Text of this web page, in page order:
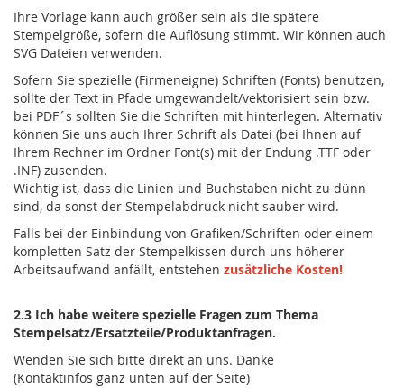
Ihre Vorlage kann auch größer sein als die spätere
Stempelgröße, sofern die Auflösung stimmt. Wir können auch
SVG Dateien verwenden.
Sofern Sie spezielle (Firmeneigne) Schriften (Fonts) benutzen,
sollte der Text in Pfade umgewandelt/vektorisiert sein bzw.
bei PDF´s sollten Sie die Schriften mit hinterlegen. Alternativ
können Sie uns auch Ihrer Schrift als Datei (bei Ihnen auf
Ihrem Rechner im Ordner Font(s) mit der Endung .TTF oder
.INF) zusenden.
Wichtig ist, dass die Linien und Buchstaben nicht zu dünn
sind, da sonst der Stempelabdruck nicht sauber wird.
Falls bei der Einbindung von Grafiken/Schriften oder einem
kompletten Satz der Stempelkissen durch uns höherer
Arbeitsaufwand anfällt, entstehen zusätzliche Kosten!
2.3 Ich habe weitere spezielle Fragen zum Thema
Stempelsatz/Ersatzteile/Produktanfragen.
Wenden Sie sich bitte direkt an uns. Danke
(Kontaktinfos ganz unten auf der Seite)